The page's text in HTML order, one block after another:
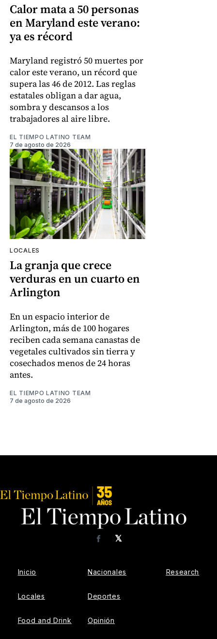
Calor mata a 50 personas
en Maryland este verano:
ya es récord
Maryland registró 50 muertes por
calor este verano, un récord que
supera las 46 de 2012. Las reglas
estatales obligan a dar agua,
sombra y descansos a los
trabajadores al aire libre.
EL TIEMPO LATINO TEAM
7 de agosto de 2026
LOCALES
La granja que crece
verduras en un cuarto en
Arlington
En un espacio interior de
Arlington, más de 100 hogares
reciben cada semana canastas de
vegetales cultivados sin tierra y
cosechados menos de 24 horas
antes.
EL TIEMPO LATINO TEAM
7 de agosto de 2026
𝕏
Facebook
Inicio
Locales
Food and Drink
Nacionales
Deportes
Opinión
Research